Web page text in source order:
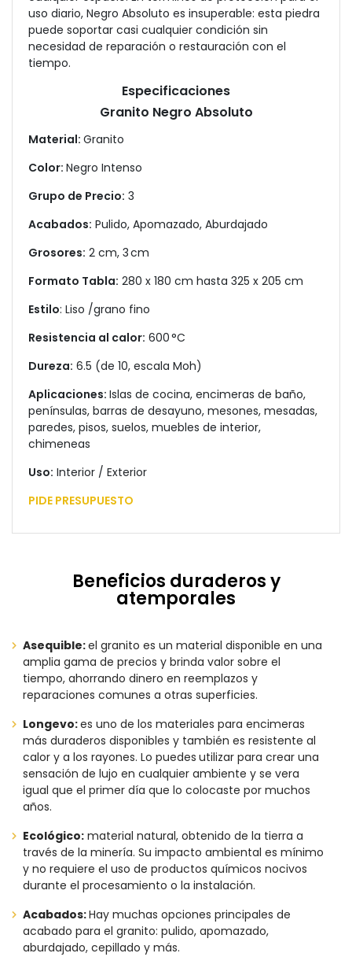
uso diario, Negro Absoluto es insuperable: esta piedra
puede soportar casi cualquier condición sin
necesidad de reparación o restauración con el
tiempo.
Especificaciones
Granito Negro Absoluto
Material: Granito
Color: Negro Intenso
Grupo de Precio: 3
Acabados: Pulido, Apomazado, Aburdajado
Grosores: 2 cm, 3 cm
Formato Tabla: 280 x 180 cm hasta 325 x 205 cm
Estilo: Liso /grano fino
Resistencia al calor: 600 °C
Dureza: 6.5 (de 10, escala Moh)
Aplicaciones: Islas de cocina, encimeras de baño,
penínsulas, barras de desayuno, mesones, mesadas,
paredes, pisos, suelos, muebles de interior,
chimeneas
Uso: Interior / Exterior
PIDE PRESUPUESTO
Beneficios duraderos y
atemporales
Asequible:el granito es un material disponible en una
amplia gama de precios y brinda valor sobre el
tiempo, ahorrando dinero en reemplazos y
reparaciones comunes a otras superficies.
Longevo:es uno de los materiales para encimeras
más duraderos disponibles y también es resistente al
calor y a los rayones. Lo puedes utilizar para crear una
sensación de lujo en cualquier ambiente y se vera
igual que el primer día que lo colocaste por muchos
años.
Ecológico: material natural, obtenido de la tierra a
través de la minería. Su impacto ambiental es mínimo
y no requiere el uso de productos químicos nocivos
durante el procesamiento o la instalación.
Acabados:Hay muchas opciones principales de
acabado para el granito: pulido, apomazado,
aburdajado, cepillado y más.